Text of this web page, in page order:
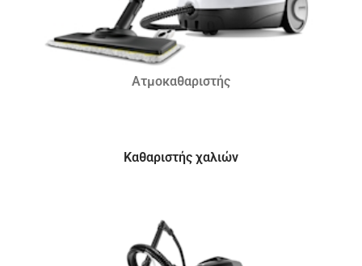
Ατμοκαθαριστής
Καθαριστής χαλιών